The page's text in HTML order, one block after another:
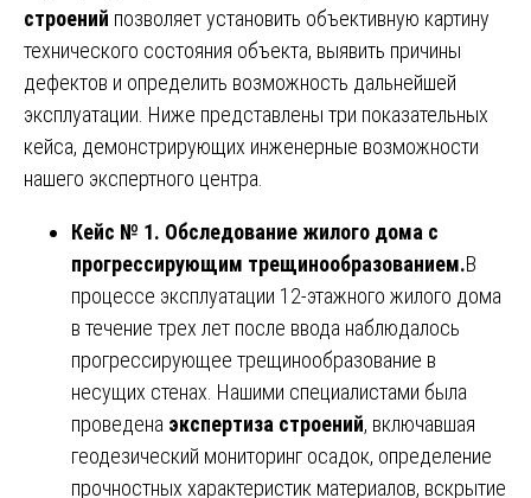
строений позволяет установить объективную картину
технического состояния объекта, выявить причины
дефектов и определить возможность дальнейшей
эксплуатации. Ниже представлены три показательных
кейса, демонстрирующих инженерные возможности
нашего экспертного центра.
Кейс № 1. Обследование жилого дома с
прогрессирующим трещинообразованием.В
процессе эксплуатации 12-этажного жилого дома
в течение трех лет после ввода наблюдалось
прогрессирующее трещинообразование в
несущих стенах. Нашими специалистами была
проведена экспертиза строений, включавшая
геодезический мониторинг осадок, определение
прочностных характеристик материалов, вскрытие